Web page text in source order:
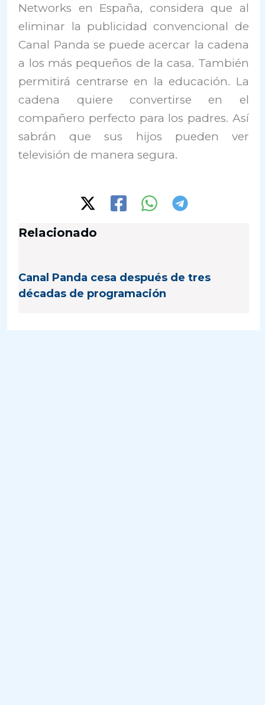
Networks en España, considera que al
eliminar la publicidad convencional de
Canal Panda se puede acercar la cadena
a los más pequeños de la casa. También
permitirá centrarse en la educación. La
cadena quiere convertirse en el
compañero perfecto para los padres. Así
sabrán que sus hijos pueden ver
televisión de manera segura.
Relacionado
Canal Panda cesa después de tres
décadas de programación